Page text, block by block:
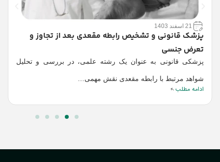
21 اسفند 1403
پزشک قانونی و تشخیص رابطه مقعدی بعد از تجاوز و
تعرض جنسی
پزشکی قانونی به عنوان یک رشته علمی، در بررسی و تحلیل
شواهد مرتبط با رابطه مقعدی نقش مهمی…
ادامه مطلب